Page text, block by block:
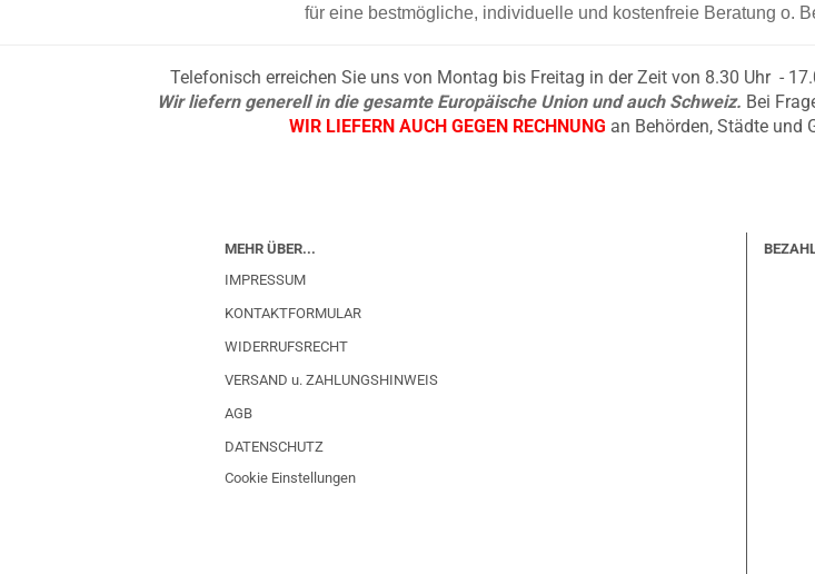
für eine bestmögliche, individuelle und kostenfreie Beratung o.
Telefonisch erreichen Sie uns von Montag bis Freitag in der Zeit von 8.30 Uhr -
Wir liefern generell in die gesamte Europäische Union und auch Schweiz. Bei
WIR LIEFERN AUCH GEGEN RECHNUNG an Behörden, Städte und
MEHR ÜBER...
IMPRESSUM
KONTAKTFORMULAR
WIDERRUFSRECHT
VERSAND u. ZAHLUNGSHINWEIS
AGB
DATENSCHUTZ
Cookie Einstellungen